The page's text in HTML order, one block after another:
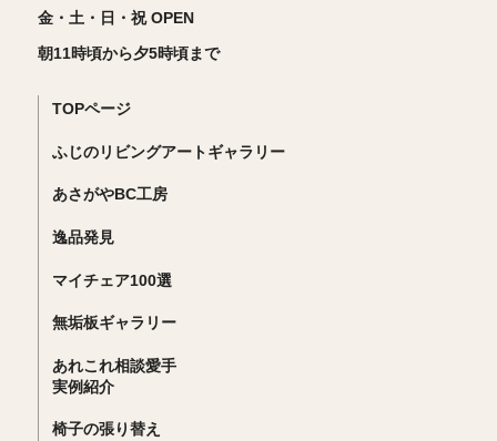
金・土・日・祝 OPEN
朝11時頃から夕5時頃まで
TOPページ
ふじのリビングアートギャラリー
あさがやBC工房
逸品発見
マイチェア100選
無垢板ギャラリー
あれこれ相談愛手
実例紹介
椅子の張り替え